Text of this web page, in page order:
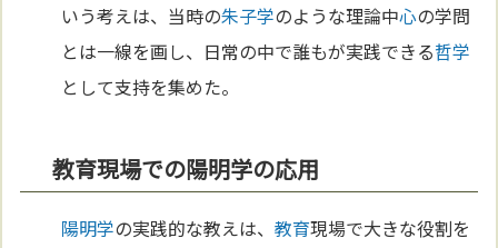
いう考えは、当時の朱子学のような理論中心の学問
とは一線を画し、日常の中で誰もが実践できる哲学
として支持を集めた。
教育現場での陽明学の応用
陽明学の実践的な教えは、教育現場で大きな役割を